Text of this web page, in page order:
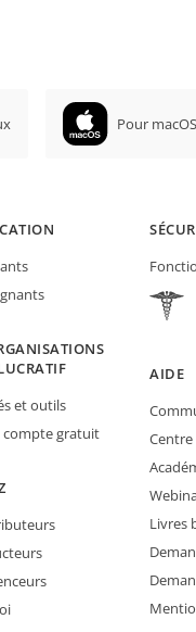
Pour macOS
et outils
compte gratuit
AIDE
Livres